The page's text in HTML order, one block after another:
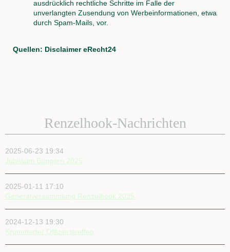
ausdrücklich rechtliche Schritte im Falle der
unverlangten Zusendung von Werbeinformationen, etwa
durch Spam-Mails, vor.
Quellen: Disclaimer eRecht24
Renzelhook-Nachrichten
2025-06-23 19:34
Jubiläum Büngern 2025
2025-01-11 17:10
Generalversammlung Renzelhook 2025
2024-12-13 19:30
Krommerter Offizierstreffen